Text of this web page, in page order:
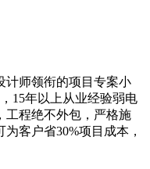
计师领衔的项目专案小
15年以上从业经验弱电
工程绝不外包，严格施
客户省30%项目成本，